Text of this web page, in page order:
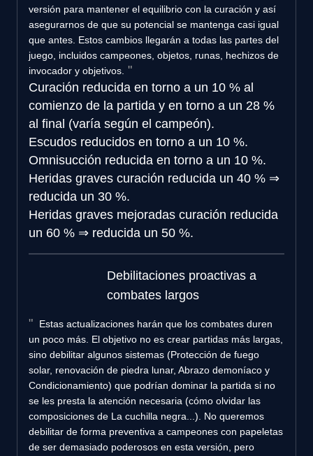
versión para mantener el equilibrio con la curación y así
asegurarnos de que su potencial se mantenga casi igual
que antes. Estos cambios llegarán a todas las partes del
juego, incluidos campeones, objetos, runas, hechizos de
invocador y objetivos.
Curación reducida en torno a un 10 % al
comienzo de la partida y en torno a un 28 %
al final (varía según el campeón).
Escudos reducidos en torno a un 10 %.
Omnisucción reducida en torno a un 10 %.
Heridas graves curación reducida un 40 % ⇒
reducida un 30 %.
Heridas graves mejoradas curación reducida
un 60 % ⇒ reducida un 50 %.
Debilitaciones proactivas a
combates largos
Estas actualizaciones harán que los combates duren
un poco más. El objetivo no es crear partidas más largas,
sino debilitar algunos sistemas (Protección de fuego
solar, renovación de piedra lunar, Abrazo demoníaco y
Condicionamiento) que podrían dominar la partida si no
se les presta la atención necesaria (cómo olvidar las
composiciones de La cuchilla negra...). No queremos
debilitar de forma preventiva a campeones con papeletas
de ser demasiado poderosos en esta versión, pero